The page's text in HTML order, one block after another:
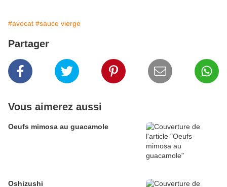
#avocat #sauce vierge
Partager
Vous aimerez aussi
Oeufs mimosa au guacamole
Oshizushi